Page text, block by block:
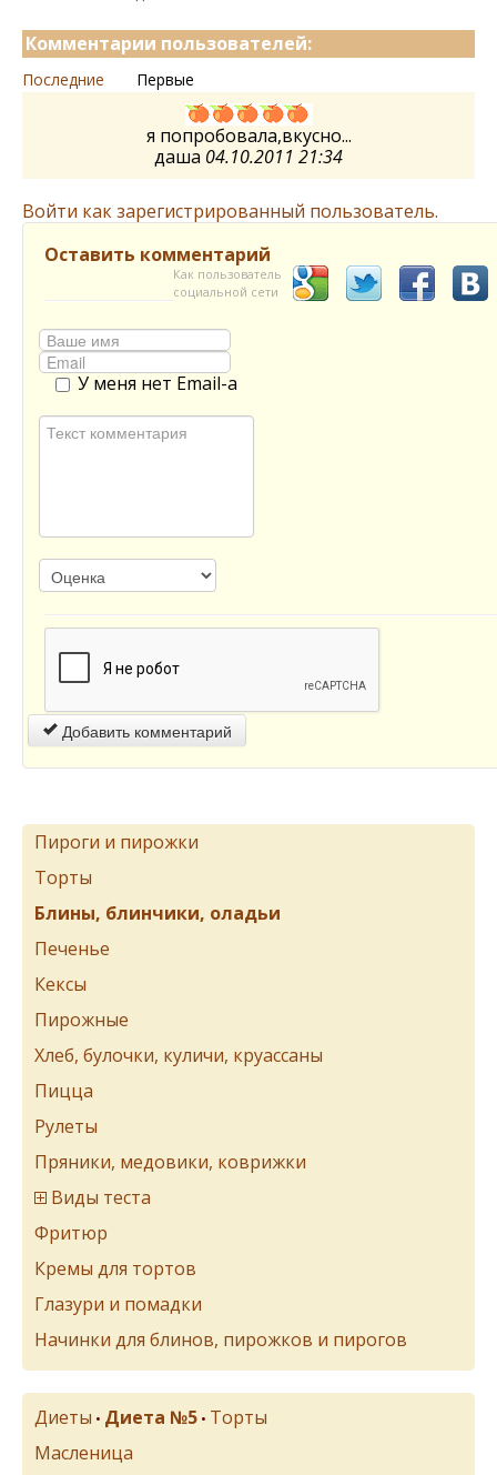
Комментарии пользователей:
Последние Первые
я попробовала,вкусно...
даша 04.10.2011 21:34
Войти как зарегистрированный пользователь.
Оставить комментарий
Как пользователь
социальной сети
У меня нет Email-а
Добавить комментарий
Пироги и пирожки
Торты
Блины, блинчики, оладьи
Печенье
Кексы
Пирожные
Хлеб, булочки, куличи, круассаны
Пицца
Рулеты
Пряники, медовики, коврижки
Виды теста
Фритюр
Кремы для тортов
Глазури и помадки
Начинки для блинов, пирожков и пирогов
Диеты • Диета №5 • Торты
Масленица